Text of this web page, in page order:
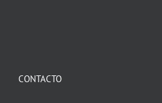
CONTACTO